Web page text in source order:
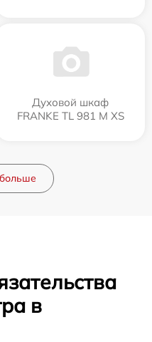
Духовой шкаф
FRANKE TL 981 M XS
в